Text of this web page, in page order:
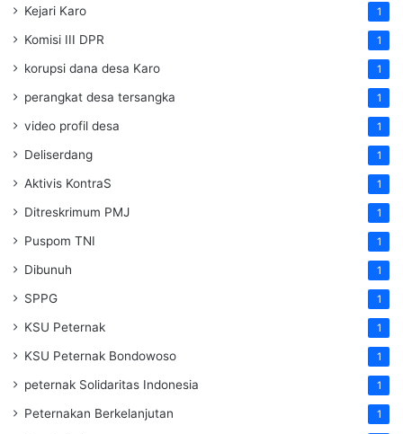
Kejari Karo 1
Komisi III DPR 1
korupsi dana desa Karo 1
perangkat desa tersangka 1
video profil desa 1
Deliserdang 1
Aktivis KontraS 1
Ditreskrimum PMJ 1
Puspom TNI 1
Dibunuh 1
SPPG 1
KSU Peternak 1
KSU Peternak Bondowoso 1
peternak Solidaritas Indonesia 1
Peternakan Berkelanjutan 1